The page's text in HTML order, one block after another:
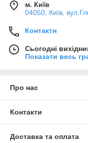
м. Київ
04050, Київ,
Контакти
Сьогодні
Показати весь
Про нас
Контакти
Доставка та оплата